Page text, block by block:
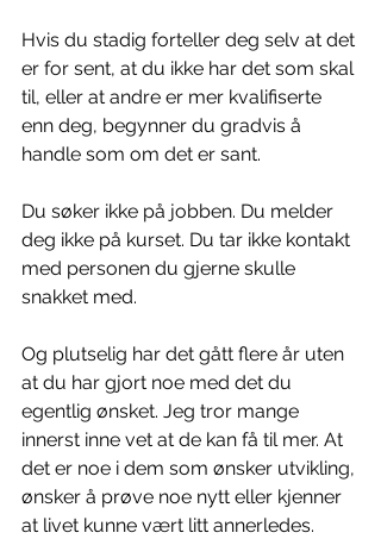
Hvis du stadig forteller deg selv at det
er for sent, at du ikke har det som skal
til, eller at andre er mer kvalifiserte
enn deg, begynner du gradvis å
handle som om det er sant.
Du søker ikke på jobben. Du melder
deg ikke på kurset. Du tar ikke kontakt
med personen du gjerne skulle
snakket med.
Og plutselig har det gått flere år uten
at du har gjort noe med det du
egentlig ønsket. Jeg tror mange
innerst inne vet at de kan få til mer. At
det er noe i dem som ønsker utvikling,
ønsker å prøve noe nytt eller kjenner
at livet kunne vært litt annerledes.